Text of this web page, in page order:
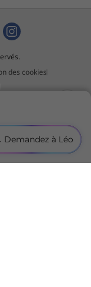
Demandez à Léo
des cookies